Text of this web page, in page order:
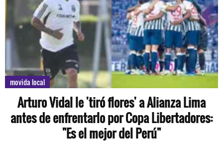
movida local
Arturo Vidal le 'tiró flores' a Alianza Lima
antes de enfrentarlo por Copa Libertadores:
"Es el mejor del Perú"